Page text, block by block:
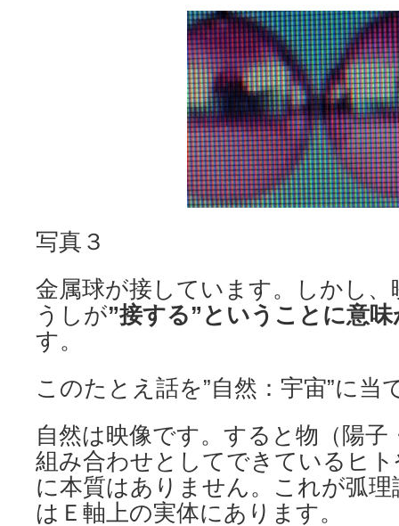
写真３
金属球が接しています。しかし
うしが”接する”ということに意
す。
このたとえ話を”自然：宇宙”に当
自然は映像です。すると物（陽子
組み合わせとしてできているヒ
に本質はありません。これが弧
はＥ軸上の実体にあります。